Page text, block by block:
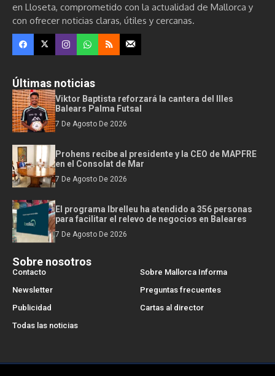
en Lloseta, comprometido con la actualidad de Mallorca y
con ofrecer noticias claras, útiles y cercanas.
Últimas noticias
Viktor Baptista reforzará la cantera del Illes
Balears Palma Futsal
7 De Agosto De 2026
Prohens recibe al presidente y la CEO de MAPFRE
en el Consolat de Mar
7 De Agosto De 2026
El programa Ibrelleu ha atendido a 356 personas
para facilitar el relevo de negocios en Baleares
7 De Agosto De 2026
Sobre nosotros
Contacto
Sobre Mallorca Informa
Newsletter
Preguntas frecuentes
Publicidad
Cartas al director
Todas las noticias